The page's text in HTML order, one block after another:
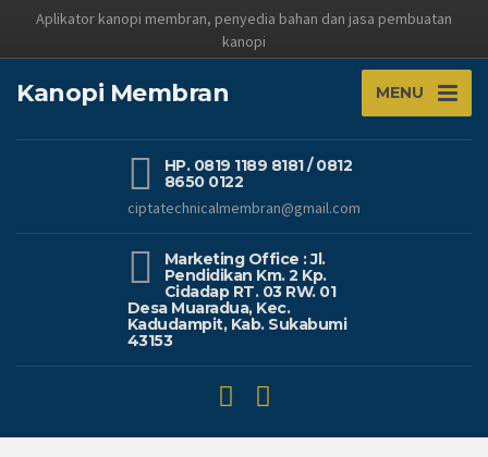
Aplikator kanopi membran, penyedia bahan dan jasa pembuatan
kanopi
Kanopi Membran MENU
HP. 0819 1189 8181 / 0812
8650 0122
ciptatechnicalmembran@gmail.com
Marketing Office : Jl.
Pendidikan Km. 2 Kp.
Cidadap RT. 03 RW. 01
Desa Muaradua, Kec.
Kadudampit, Kab. Sukabumi
43153